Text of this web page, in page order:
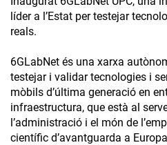
líder a l’Estat per testejar
reals.
6GLabNet és una xarxa
testejar i validar tecnologies i
mòbils d’última generació en
infraestructura, que està al
l’administració i el món de
científic d’avantguarda a